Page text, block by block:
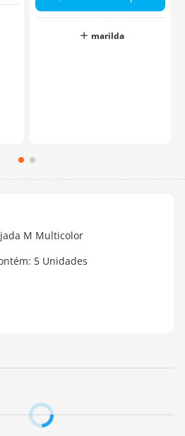
marilda
M Multicolor
5 Unidades